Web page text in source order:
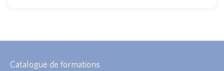
Catalogue de formations